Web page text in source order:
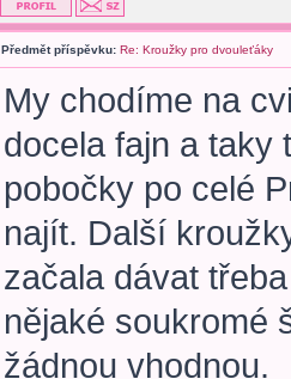
Předmět příspěvku: Re: Kroužky pro dvouleťáky
My chodíme na
docela fajn a taky
pobočky po celé
najít. Další
začala dávat
nějaké soukromé
žádnou vhodnou.